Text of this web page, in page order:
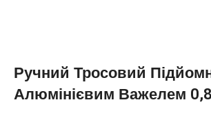
Ручний Тросовий
Алюмінієвим Важелем